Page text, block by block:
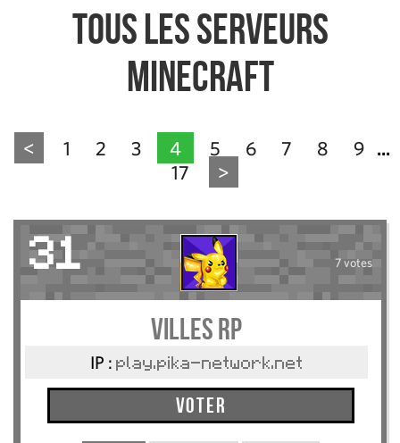
Tous les serveurs
Minecraft
< 1 2 3 4 5 6 7 8 9 ...
17 >
31 7 votes
Villes RP
IP : play.pika-network.net
Voter